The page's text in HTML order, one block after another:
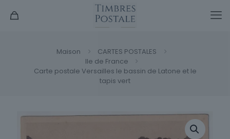
Maison
CARTES POSTALES
Ile de France
Carte postale Versailles le bassin de Latone et le
tapis vert